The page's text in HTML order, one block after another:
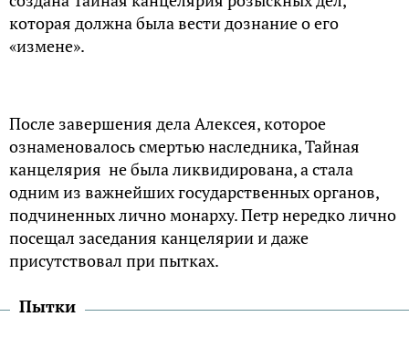
которая должна была вести дознание о его
«измене».
После завершения дела Алексея, которое
ознаменовалось смертью наследника, Тайная
канцелярия не была ликвидирована, а стала
одним из важнейших государственных органов,
подчиненных лично монарху. Петр нередко лично
посещал заседания канцелярии и даже
присутствовал при пытках.
Пытки